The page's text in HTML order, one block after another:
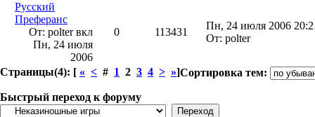
Русский
Преферанс
От: polter вкл
Пн, 24 июля
2006
0 113431
Пн, 24 июля 2006
От: polter
Страницы(4): [ « < # 1 2 3 4 > »]Сортировка тем:
Быстрый переход к форуму